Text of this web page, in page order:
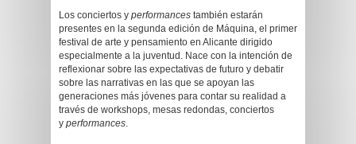
Los conciertos y performances también estarán
presentes en la segunda edición de Máquina, el primer
festival de arte y pensamiento en Alicante dirigido
especialmente a la juventud. Nace con la intención de
reflexionar sobre las expectativas de futuro y debatir
sobre las narrativas en las que se apoyan las
generaciones más jóvenes para contar su realidad a
través de workshops, mesas redondas, conciertos
y performances.